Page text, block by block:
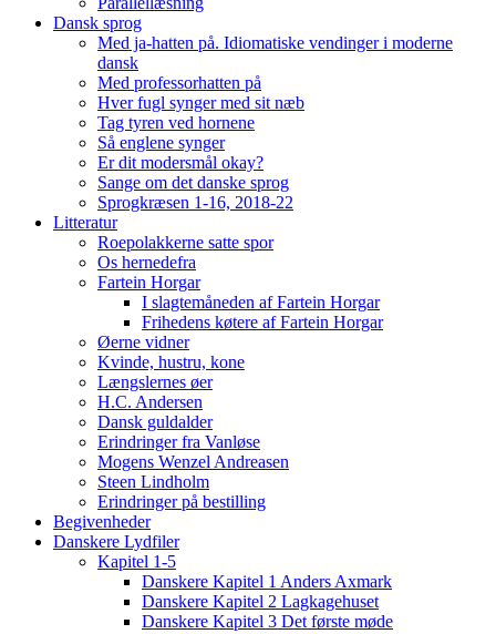
Dansk sprog
Med ja-hatten på. Idiomatiske vendinger i moderne
dansk
Med professorhatten på
Hver fugl synger med sit næb
Tag tyren ved hornene
Så englene synger
Er dit modersmål okay?
Sange om det danske sprog
Sprogkræsen 1-16, 2018-22
Litteratur
Roepolakkerne satte spor
Os hernedefra
Fartein Horgar
I slagtemåneden af Fartein Horgar
Frihedens køtere af Fartein Horgar
Øerne vidner
Kvinde, hustru, kone
Længslernes øer
H.C. Andersen
Dansk guldalder
Erindringer fra Vanløse
Mogens Wenzel Andreasen
Steen Lindholm
Erindringer på bestilling
Begivenheder
Danskere Lydfiler
Kapitel 1-5
Danskere Kapitel 1 Anders Axmark
Danskere Kapitel 2 Lagkagehuset
Danskere Kapitel 3 Det første møde